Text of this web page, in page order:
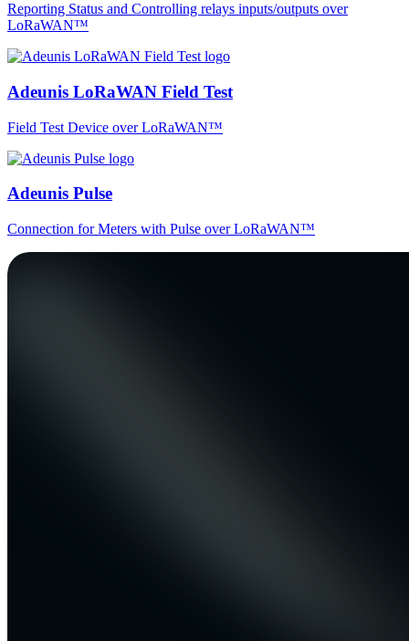
Reporting Status and Controlling relays inputs/outputs over
LoRaWAN™
Adeunis LoRaWAN Field Test
Field Test Device over LoRaWAN™
Adeunis Pulse
Connection for Meters with Pulse over LoRaWAN™